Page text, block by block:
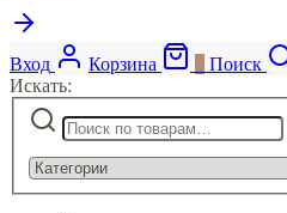
Вход Корзина
Поиск
Искать: